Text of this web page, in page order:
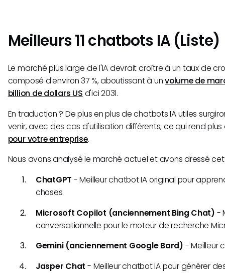
Meilleurs 11 chatbots IA (Liste)
Le marché plus large de l'IA devrait croître à un taux de
composé d'environ 37 %, aboutissant à unvolume de
billion de dollars US d'ici 2031.
En traduction ? De plus en plus de chatbots IA utiles
venir, avec des cas d'utilisation différents, ce qui rend
pour votre entreprise.
Nous avons analysé le marché actuel et avons dressé
ChatGPT - Meilleur chatbot IA original pour
choses.
Microsoft Copilot (anciennement Bing Chat) -
conversationnelle pour le moteur de recherche
Gemini (anciennement Google Bard) - Meilleur
Jasper Chat - Meilleur chatbot IA pour générer